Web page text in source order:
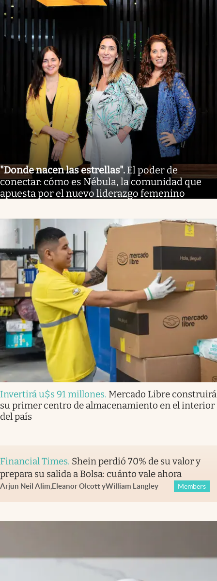
"Donde nacen las estrellas". El poder de
conectar: cómo es Nébula, la comunidad que
apuesta por el nuevo liderazgo femenino
Invertirá u$s 91 millones. Mercado Libre construirá
su primer centro de almacenamiento en el interior
del país
Financial Times. Shein perdió 70% de su valor y
prepara su salida a Bolsa: cuánto vale ahora
Arjun Neil Alim,Eleanor OlcottyWilliam Langley Members